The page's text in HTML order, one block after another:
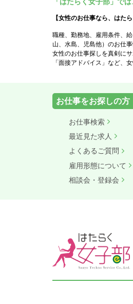
「はたらく女子部」で
【女性のお仕事なら、はた
職種、勤務地、雇用条件、
山、水島、児島他）のお仕
女性のお仕事探しを真剣に
「面接アドバイス」など、
お仕事をお探しの方
お仕事検索
最近見た求人
よくあるご質問
雇用形態について
相談会・登録会